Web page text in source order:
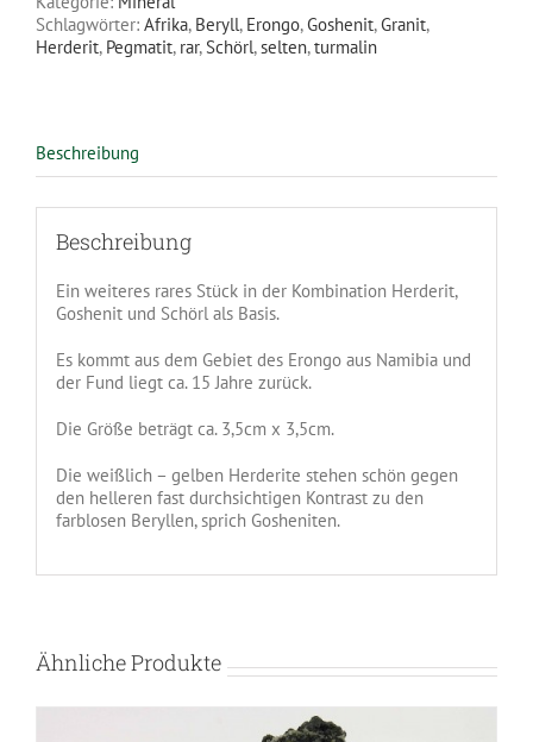
Schlagwörter: Afrika, Beryll, Erongo,Goshenit,Granit,
Herderit, Pegmatit, rar,Schörl,selten,turmalin
Beschreibung
Beschreibung
Ein weiteres rares Stück in der Kombination Herderit,
Goshenit und Schörl als Basis.
Es kommt aus dem Gebiet des Erongo aus Namibia und
der Fund liegt ca. 15 Jahre zurück.
Die Größe beträgt ca. 3,5cm x 3,5cm.
Die weißlich – gelben Herderite stehen schön gegen
den helleren fast durchsichtigen Kontrast zu den
farblosen Beryllen, sprich Gosheniten.
Ähnliche Produkte